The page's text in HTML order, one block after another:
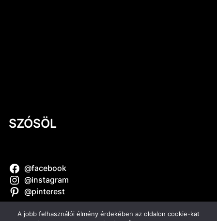
SZÓSÖL
@facebook
@instagram
@pinterest
A jobb felhasználói élmény érdekében az oldalon cookie-kat